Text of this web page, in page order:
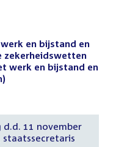
en bijstand en
zekerheidswetten
werk en bijstand en
11 november
staatssecretaris